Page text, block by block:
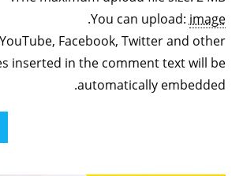
You can upload: image
.
Facebook, Twitter and other
inserted in the comment text will be
automatically embedded.